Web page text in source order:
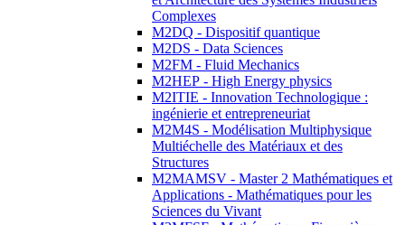
Complexes
M2DQ - Dispositif quantique
M2DS - Data Sciences
M2FM - Fluid Mechanics
M2HEP - High Energy physics
M2ITIE - Innovation Technologique :
ingénierie et entrepreneuriat
M2M4S - Modélisation Multiphysique
Multiéchelle des Matériaux et des
Structures
M2MAMSV - Master 2 Mathématiques et
Applications - Mathématiques pour les
Sciences du Vivant